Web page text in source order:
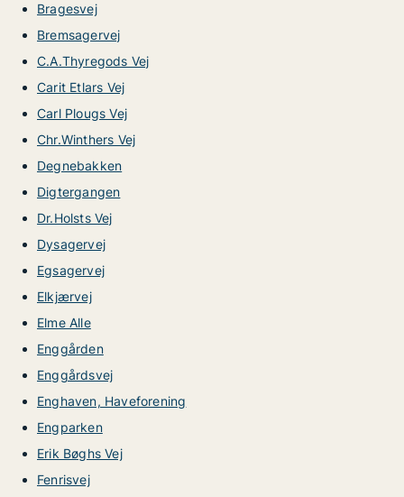
Bragesvej
Bremsagervej
C.A.Thyregods Vej
Carit Etlars Vej
Carl Plougs Vej
Chr.Winthers Vej
Degnebakken
Digtergangen
Dr.Holsts Vej
Dysagervej
Egsagervej
Elkjærvej
Elme Alle
Enggården
Enggårdsvej
Enghaven, Haveforening
Engparken
Erik Bøghs Vej
Fenrisvej